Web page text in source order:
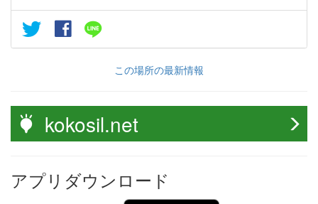
この場所の最新情報
kokosil.net
アプリダウンロード